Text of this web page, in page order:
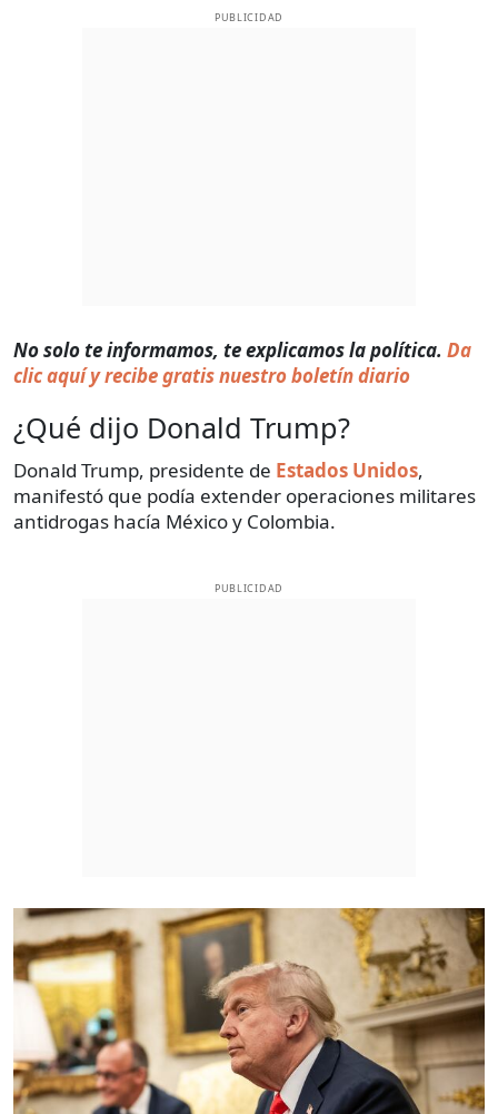
PUBLICIDAD
No solo te informamos, te explicamos la política. Da
clic aquí y recibe gratis nuestro boletín diario
¿Qué dijo Donald Trump?
Donald Trump, presidente de Estados Unidos,
manifestó que podía extender operaciones militares
antidrogas hacía México y Colombia.
PUBLICIDAD